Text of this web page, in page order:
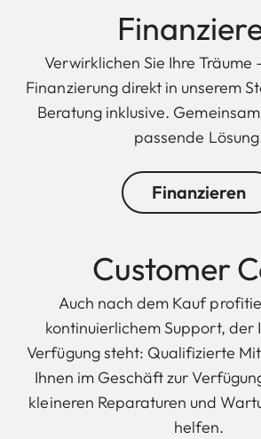
Verwirklichen Sie Ihre
Finanzierung direkt in unserem
Beratung inklusive.
passende
Finanzieren
Customer
Auch nach dem Kauf
kontinuierlichem Support, der
Verfügung steht: Qualifizierte
Ihnen im Geschäft zur
kleineren Reparaturen und
helfen.